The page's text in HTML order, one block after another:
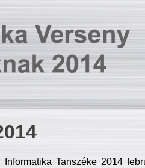
Tanszéke 2014